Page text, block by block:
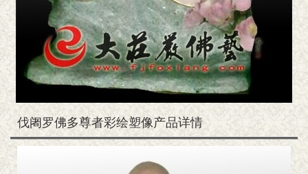
伐阇罗佛多尊者彩绘塑像产品详情